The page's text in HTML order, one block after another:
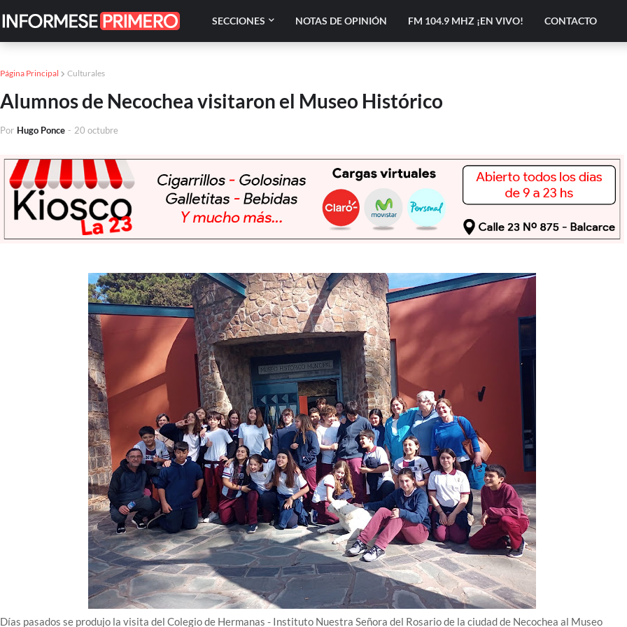
SECCIONES NOTAS DE OPINIÓN FM 104.9 MHZ ¡EN VIVO! CONTACTO
Página Principal Culturales
Alumnos de Necochea visitaron el Museo Histórico
Por Hugo Ponce - 20 octubre
Días pasados se produjo la visita del Colegio de Hermanas - Instituto Nuestra Señora del Rosario de la ciudad de Necochea al Museo